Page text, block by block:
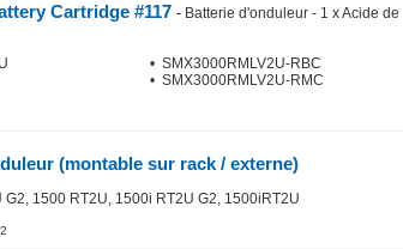
Cartridge #117 - Batterie d'onduleur - 1 x Acide de
• SMX3000RMLV2U-RBC
• SMX3000RMLV2U-RMC
(montable sur rack / externe)
1500 RT2U, 1500i RT2U G2, 1500iRT2U